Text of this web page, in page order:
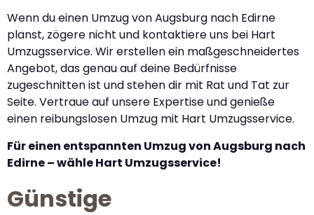
Wenn du einen Umzug von Augsburg nach Edirne
planst, zögere nicht und kontaktiere uns bei Hart
Umzugsservice. Wir erstellen ein maßgeschneidertes
Angebot, das genau auf deine Bedürfnisse
zugeschnitten ist und stehen dir mit Rat und Tat zur
Seite. Vertraue auf unsere Expertise und genieße
einen reibungslosen Umzug mit Hart Umzugsservice.
Für einen entspannten Umzug von Augsburg nach
Edirne – wähle Hart Umzugsservice!
Günstige